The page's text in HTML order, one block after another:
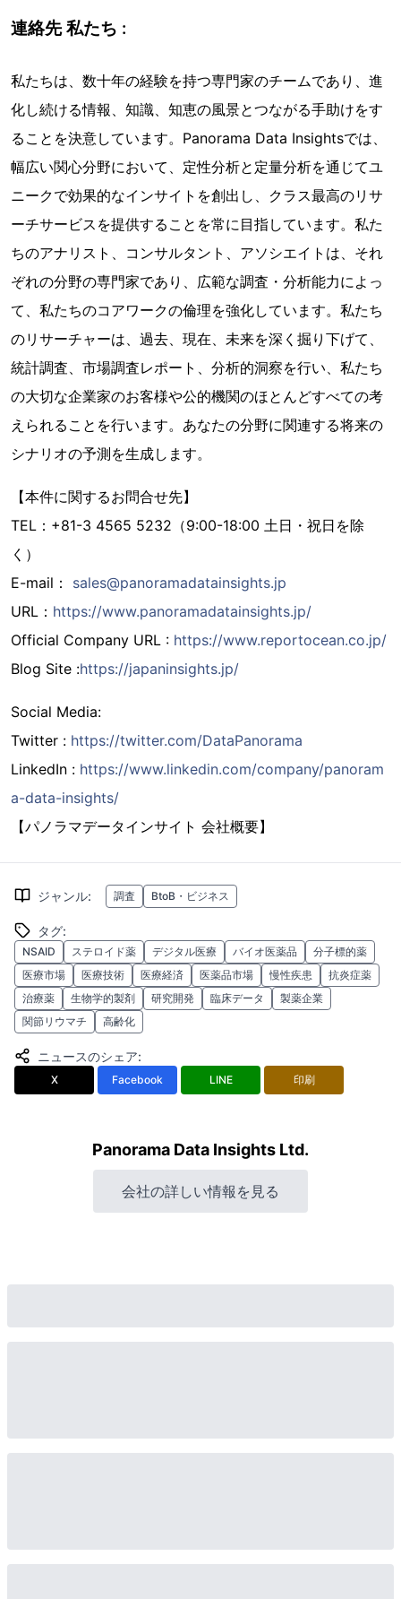
連絡先 私たち :
私たちは、数十年の経験を持つ専門家のチームであり、進
化し続ける情報、知識、知恵の風景とつながる手助けをす
ることを決意しています。Panorama Data Insightsでは、
幅広い関心分野において、定性分析と定量分析を通じてユ
ニークで効果的なインサイトを創出し、クラス最高のリサ
ーチサービスを提供することを常に目指しています。私た
ちのアナリスト、コンサルタント、アソシエイトは、それ
ぞれの分野の専門家であり、広範な調査・分析能力によっ
て、私たちのコアワークの倫理を強化しています。私たち
のリサーチャーは、過去、現在、未来を深く掘り下げて、
統計調査、市場調査レポート、分析的洞察を行い、私たち
の大切な企業家のお客様や公的機関のほとんどすべての考
えられることを行います。あなたの分野に関連する将来の
シナリオの予測を生成します。
【本件に関するお問合せ先】
TEL：+81-3 4565 5232（9:00-18:00 土日・祝日を除
く）
E-mail： sales@panoramadatainsights.jp
URL： https://www.panoramadatainsights.jp/
Official Company URL : https://www.reportocean.co.jp/
Blog Site :https://japaninsights.jp/
Social Media:
Twitter : https://twitter.com/DataPanorama
LinkedIn : https://www.linkedin.com/company/panoram
a-data-insights/
【パノラマデータインサイト 会社概要】
ジャンル: 調査 BtoB・ビジネス
タグ:
NSAID ステロイド薬 デジタル医療 バイオ医薬品
分子標的薬
医療市場
医療技術 医療経済 医薬品市場 慢性疾患
抗炎症薬
治療薬
生物学的製剤 研究開発 臨床データ
製薬企業
関節リウマチ
高齢化
ニュースのシェア:
X Facebook LINE 印刷
Panorama Data Insights Ltd.
会社の詳しい情報を見る